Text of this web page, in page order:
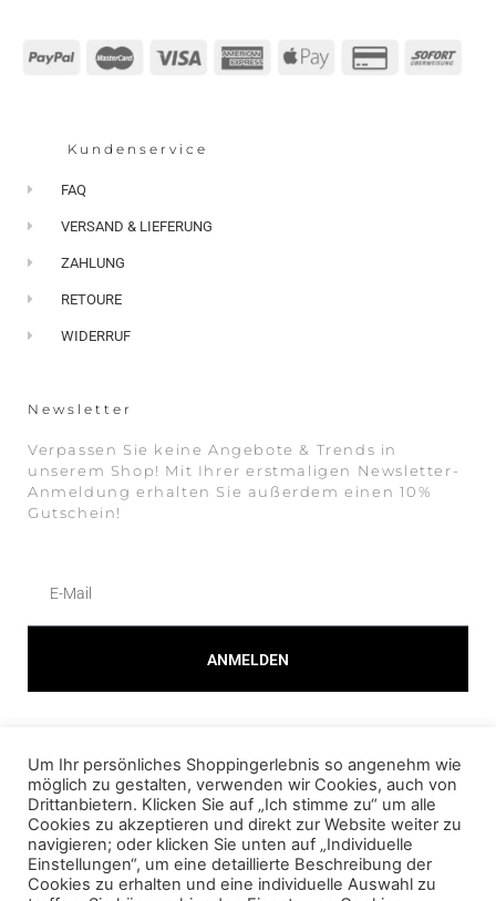
Kundenservice
FAQ
VERSAND & LIEFERUNG
ZAHLUNG
RETOURE
WIDERRUF
Newsletter
Verpassen Sie keine Angebote & Trends in
unserem Shop! Mit Ihrer erstmaligen Newsletter-
Anmeldung erhalten Sie außerdem einen 10%
Gutschein!
ANMELDEN
© 2023 AMOUR FOU Online Shop für Fashion
AGB
DATENSCHUTZ
Um Ihr persönliches Shoppingerlebnis so angenehm wie
möglich zu gestalten, verwenden wir Cookies, auch von
Drittanbietern. Klicken Sie auf „Ich stimme zu“ um alle
Cookies zu akzeptieren und direkt zur Website weiter zu
navigieren; oder klicken Sie unten auf „Individuelle
Einstellungen“, um eine detaillierte Beschreibung der
Cookies zu erhalten und eine individuelle Auswahl zu